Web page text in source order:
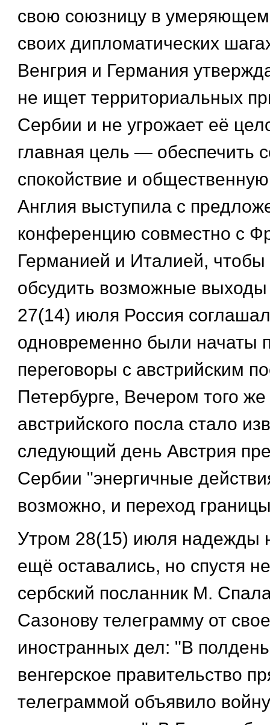
свою союзницу в
своих дипломатических
Венгрия и Германия
не ищет территориальных
Сербии и не угрожает её
главная цель — обеспечить
спокойствие и
Англия выступила с
конференцию совместно с
Германией и Италией, чтобы
обсудить возможные
27(14) июля Россия
одновременно были начаты
переговоры с австрийским
Петербурге, Вечером того
австрийского посла стало
следующий день Австрия
Сербии "энергичные
возможно, и переход
Утром 28(15) июля надежды
ещё оставались, но спустя
сербский посланник М.
Сазонову телеграмму от
иностранных дел: "В
венгерское правительство
телеграммой объявило